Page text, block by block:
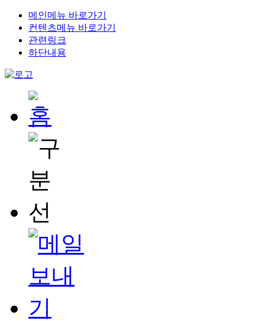
메인메뉴 바로가기
컨텐츠메뉴 바로가기
관련링크
하단내용